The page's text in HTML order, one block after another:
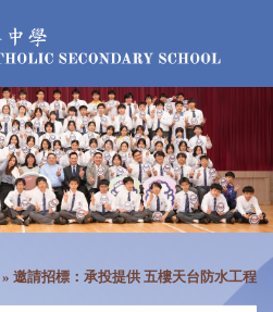
» 邀請招標：承投提供 五樓天台防水工程